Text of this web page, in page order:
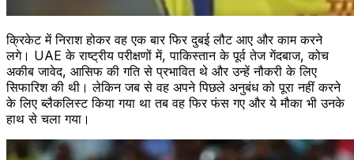
क्रिकेट में निराश होकर वह एक बार फिर दुबई लौट आए और काम करने
लगे। UAE के राष्ट्रीय परीक्षणों में, पाकिस्तान के पूर्व तेज गेंदबाज, कोच
अकीब जावेद, आसिफ की गति से प्रभावित थे और उन्हें नौकरी के लिए
सिफारिश की थी। लेकिन जब से वह अपने पिछले अनुबंध को पूरा नहीं करने
के लिए ब्लैकलिस्ट किया गया था तब वह फिर फंस गए और ये मौका भी उनके
हाथ से चला गया।